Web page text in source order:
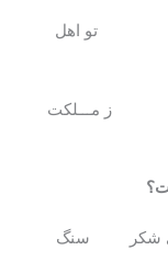
تو اهل
ز مـــلکت
جای شکر سنگ